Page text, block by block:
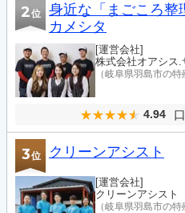
2位
身近な「まごころ整
カメシタ
[運営会社]
株式会社オアシス.
（岐阜県羽島市の特
4.94
3位 クリーンアシスト
[運営会社]
クリーンアシスト
（岐阜県羽島市の特